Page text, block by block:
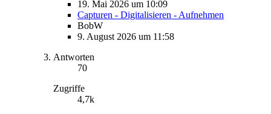
19. Mai 2026 um 10:09
Capturen - Digitalisieren - Aufnehmen
BobW
9. August 2026 um 11:58
Antworten
70
Zugriffe
4,7k